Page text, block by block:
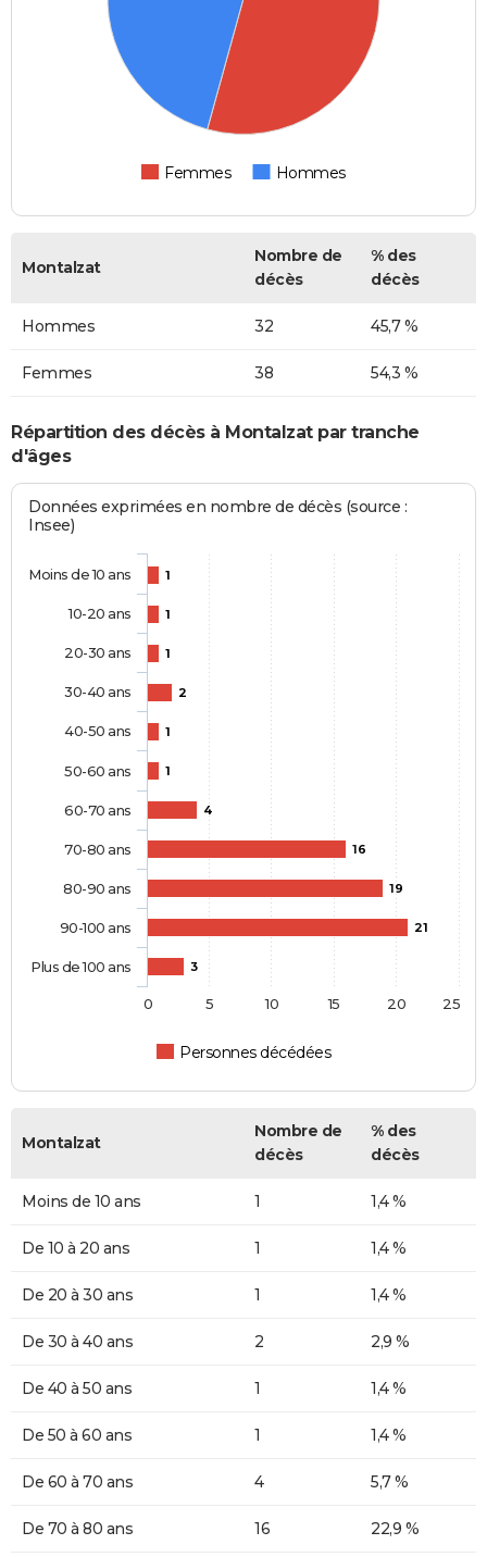
Femmes Hommes
Montalzat
Nombre de
décès
% des
décès
Hommes 32 45,7 %
Femmes 38 54,3 %
Répartition des décès à Montalzat par tranche
d'âges
Données exprimées en nombre de décès (source :
Insee)
1
1
1
2
1
1
4
16
19
21
3
Personnes décédées
Moins de 10 ans
10-20 ans
20-30 ans
30-40 ans
40-50 ans
50-60 ans
60-70 ans
70-80 ans
80-90 ans
90-100 ans
Plus de 100 ans
0 5 10 15 20 25
Montalzat
Nombre de
décès
% des
décès
Moins de 10 ans 1 1,4 %
De 10 à 20 ans 1 1,4 %
De 20 à 30 ans 1 1,4 %
De 30 à 40 ans 2 2,9 %
De 40 à 50 ans 1 1,4 %
De 50 à 60 ans 1 1,4 %
De 60 à 70 ans 4 5,7 %
De 70 à 80 ans 16 22,9 %